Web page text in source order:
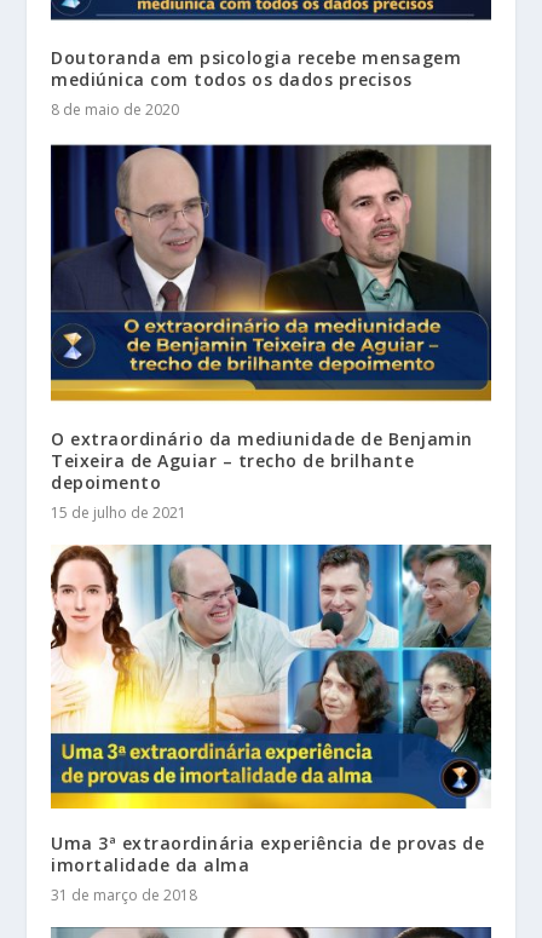
Doutoranda em psicologia recebe mensagem
mediúnica com todos os dados precisos
8 de maio de 2020
O extraordinário da mediunidade de Benjamin
Teixeira de Aguiar – trecho de brilhante
depoimento
15 de julho de 2021
Uma 3ª extraordinária experiência de provas de
imortalidade da alma
31 de março de 2018